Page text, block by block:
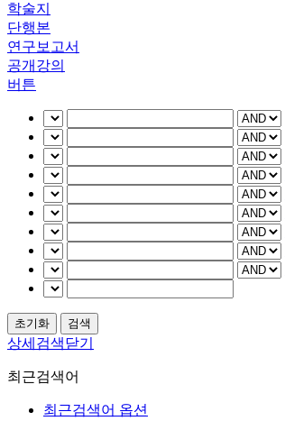
학술지
단행본
연구보고서
공개강의
버튼
상세검색닫기
최근검색어
최근검색어 옵션